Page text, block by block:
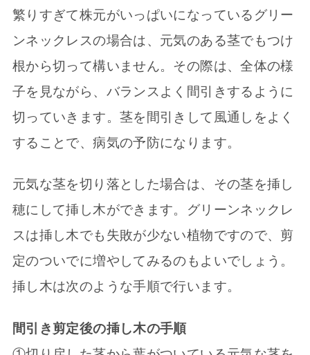
繁りすぎて株元がいっぱいになっているグリー
ンネックレスの場合は、元気のある茎でもつけ
根から切って構いません。その際は、全体の様
子を見ながら、バランスよく間引きするように
切っていきます。茎を間引きして風通しをよく
することで、病気の予防になります。
元気な茎を切り落とした場合は、その茎を挿し
穂にして挿し木ができます。グリーンネックレ
スは挿し木でも失敗が少ない植物ですので、剪
定のついでに増やしてみるのもよいでしょう。
挿し木は次のような手順で行います。
間引き剪定後の挿し木の手順